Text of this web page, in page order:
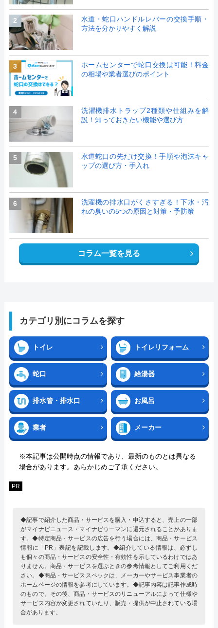
2
水道・蛇口ハンドルレバーの交換手順・
方法を分かりやすく解説
3
ホームセンターで蛇口交換は可能！料金
の相場や業者選びのポイント
4
洗濯機排水トラップ2種類や仕組みを解
説！知っておきたい機能や選び方
5
水道蛇口の先だけ交換！手順や泡沫キャ
ップの選び方・手入れ
6
洗濯機の排水口がくさすぎる！下水・汚
れの臭いの5つの原因と対策・予防策
コラム一覧を見る
カテゴリ別にコラムを探す
トイレ トイレリフォーム
蛇口 給湯器
排水管・排水口 お風呂
業者 メーカー
※本記事は公開時点の情報であり、最新のものとは異なる
場合があります。あらかじめご了承ください。
PR
◆記事で紹介した商品・サービスを購入・申込すると、売上の一部
がマイナビニュース・マイナビウーマンに還元されることがありま
す。◆特定商品・サービスの広告を行う場合には、商品・サービス
情報に「PR」表記を記載します。◆紹介している情報は、必ずし
も個々の商品・サービスの安全性・有効性を示しているわけではあ
りません。商品・サービスを選ぶときの参考情報としてご利用くだ
さい。◆商品・サービススペックは、メーカーやサービス事業者の
ホームページの情報を参考にしています。◆記事内容は記事作成時
のもので、その後、商品・サービスのリニューアルによって仕様や
サービス内容が変更されていたり、販売・提供が中止されている場
合があります。